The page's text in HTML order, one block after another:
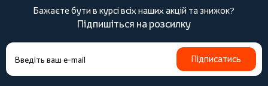
Бажаєте бути в курсі всіх наших акцій та знижок?
Підпишіться на розсилку
Підписатись